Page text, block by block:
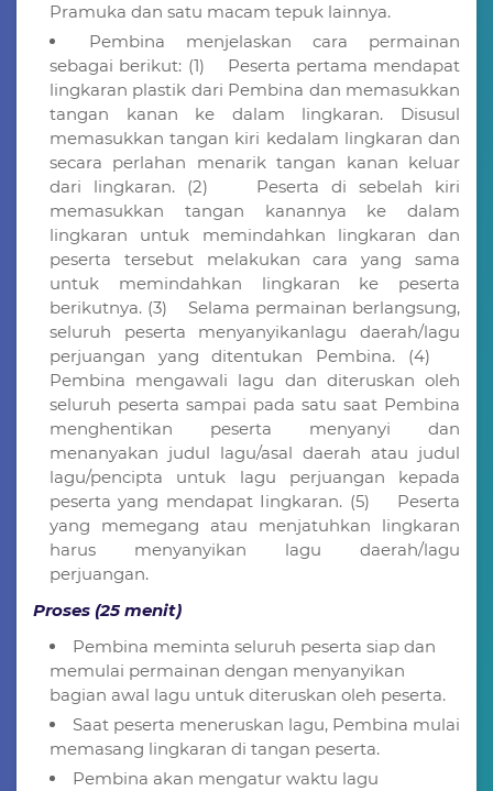
Pramuka dan satu macam tepuk lainnya.
Pembina menjelaskan cara permainan
sebagai berikut: (1) Peserta pertama mendapat
lingkaran plastik dari Pembina dan memasukkan
tangan kanan ke dalam lingkaran. Disusul
memasukkan tangan kiri kedalam lingkaran dan
secara perlahan menarik tangan kanan keluar
dari lingkaran. (2) Peserta di sebelah kiri
memasukkan tangan kanannya ke dalam
lingkaran untuk memindahkan lingkaran dan
peserta tersebut melakukan cara yang sama
untuk memindahkan lingkaran ke peserta
berikutnya. (3) Selama permainan berlangsung,
seluruh peserta menyanyikanlagu daerah/lagu
perjuangan yang ditentukan Pembina. (4)
Pembina mengawali lagu dan diteruskan oleh
seluruh peserta sampai pada satu saat Pembina
menghentikan peserta menyanyi dan
menanyakan judul lagu/asal daerah atau judul
lagu/pencipta untuk lagu perjuangan kepada
peserta yang mendapat Iingkaran. (5) Peserta
yang memegang atau menjatuhkan lingkaran
harus menyanyikan lagu daerah/lagu
perjuangan.
Proses (25 menit)
Pembina meminta seluruh peserta siap dan
memulai permainan dengan menyanyikan
bagian awal lagu untuk diteruskan oleh peserta.
Saat peserta meneruskan lagu, Pembina mulai
memasang lingkaran di tangan peserta.
Pembina akan mengatur waktu lagu